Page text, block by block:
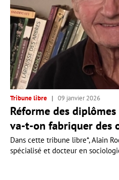
Tribune libre 09 janvier 2026
Réforme des
va-t-on fabriquer des
Dans cette tribune libre*, Alain
spécialisé et docteur en